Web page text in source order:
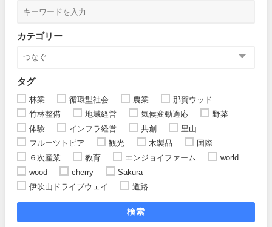
カテゴリー
タグ
林業 循環型社会 農業
那賀ウッド
竹林整備
地域経営 気候変動適応
野菜
体験
インフラ経営 共創
里山
フルーツトピア
観光 木製品
国際
６次産業
教育 エンジョイファーム
world
wood
cherry
Sakura
伊吹山ドライブウェイ
道路
検索